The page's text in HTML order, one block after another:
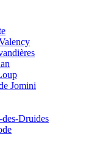
Jomini
Druides